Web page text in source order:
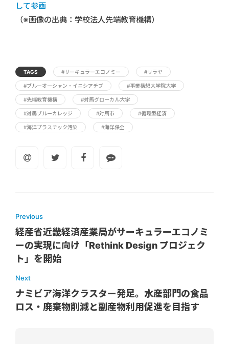
して参画
（※画像の出典：学校法人先端教育機構）
TAGS #サーキュラーエコノミー #サラヤ
#ブルーオーシャン・イニシアチブ #事業構想大学院大学
#先端教育機構 #対馬グローカル大学
#対馬ブルーカレッジ #対馬市 #循環型経済
#海洋プラスチック汚染 #海洋保全
Previous
経産省近畿経済産業局がサーキュラーエコノミ
ーの実現に向け「Rethink Design プロジェク
ト」を開始
Next
ナミビア海洋クラスター発足。水産部門の食品
ロス・廃棄物削減と副産物利用促進を目指す